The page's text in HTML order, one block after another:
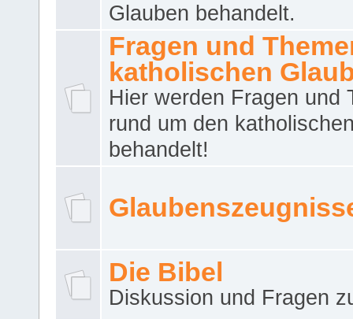
Glauben behandelt.
Fragen und
katholischen
Hier werden Fragen und
rund um den
behandelt!
Die Bibel
Diskussion und Fragen